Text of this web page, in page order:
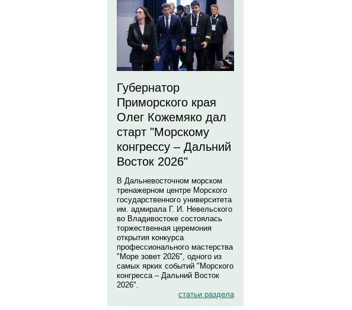
Губернатор
Приморского края
Олег Кожемяко дал
старт "Морскому
конгрессу – Дальний
Восток 2026"
В Дальневосточном морском
тренажерном центре Морского
государственного университета
им. адмирала Г. И. Невельского
во Владивостоке состоялась
торжественная церемония
открытия конкурса
профессионального мастерства
"Море зовет 2026", одного из
самых ярких событий "Морского
конгресса – Дальний Восток
2026".
статьи раздела